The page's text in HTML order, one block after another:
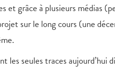
et grâce à plusieurs médias
sur le long cours (une
les seules traces aujourd’hui